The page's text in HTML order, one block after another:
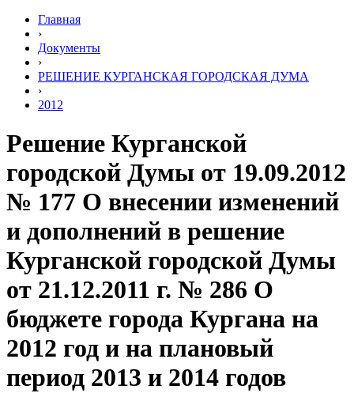
Главная
›
Документы
›
РЕШЕНИЕ КУРГАНСКАЯ ГОРОДСКАЯ ДУМА
›
2012
Решение Курганской
городской Думы от 19.09.2012
№ 177 О внесении изменений
и дополнений в решение
Курганской городской Думы
от 21.12.2011 г. № 286 О
бюджете города Кургана на
2012 год и на плановый
период 2013 и 2014 годов